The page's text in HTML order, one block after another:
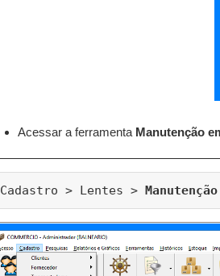
Acessar a ferramenta Manutenção
Cadastro > Lentes >